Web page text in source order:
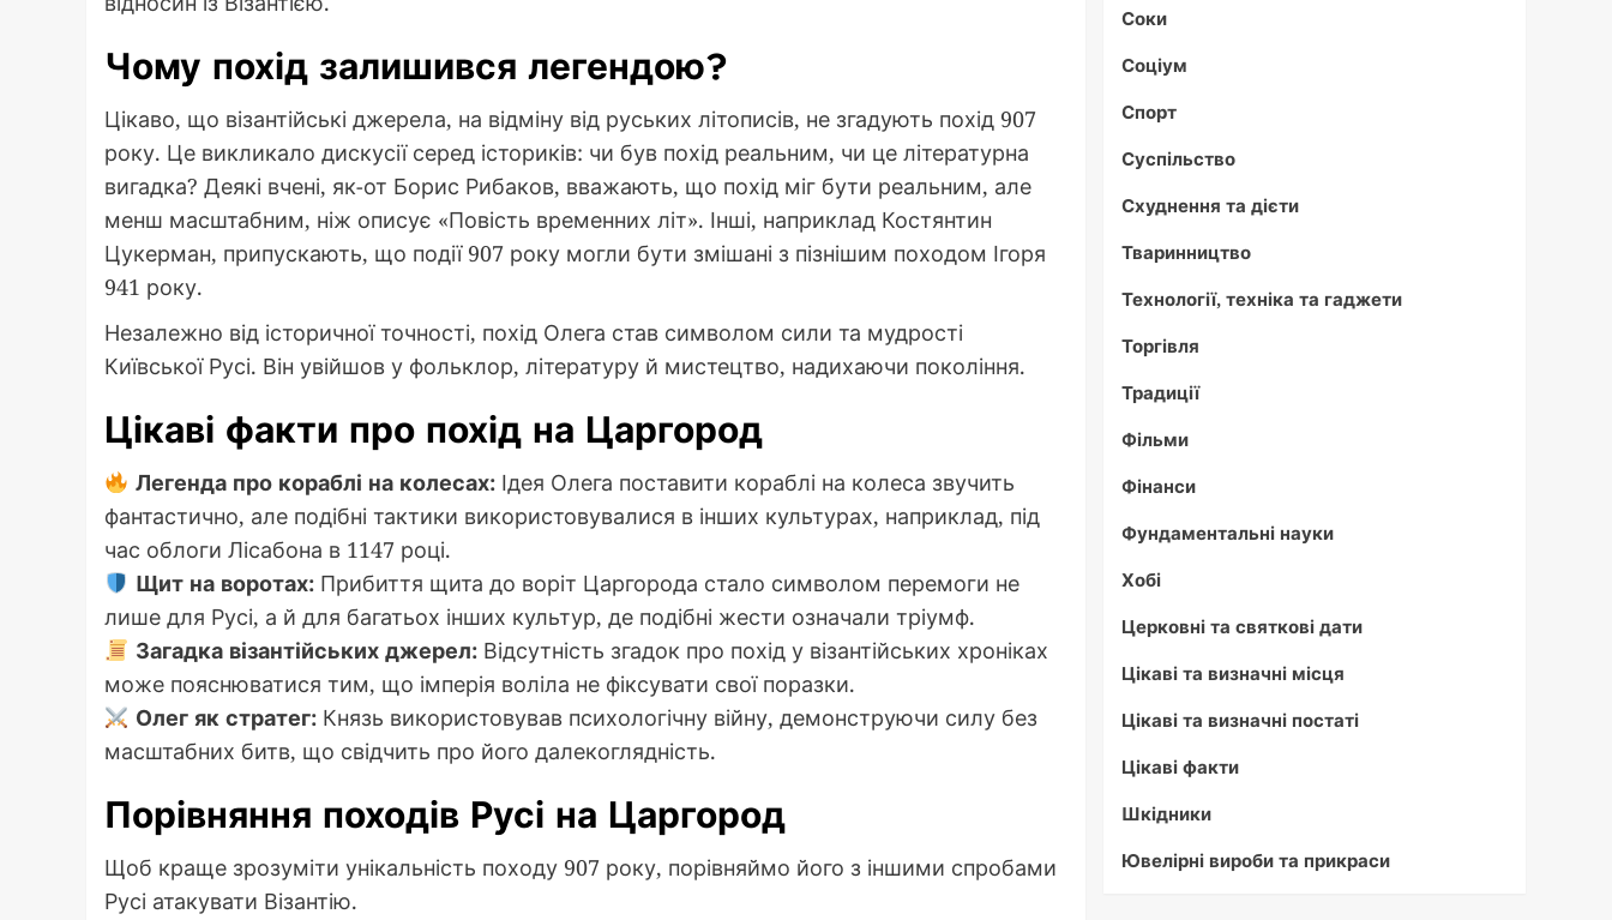
Чому похід залишився легендою?
Цікаво, що візантійські джерела, на відміну від руських літописів, не згадують похід 907
року. Це викликало дискусії серед істориків: чи був похід реальним, чи це літературна
вигадка? Деякі вчені, як-от Борис Рибаков, вважають, що похід міг бути реальним, але
менш масштабним, ніж описує «Повість временних літ». Інші, наприклад Костянтин
Цукерман, припускають, що події 907 року могли бути змішані з пізнішим походом Ігоря
941 року.
Незалежно від історичної точності, похід Олега став символом сили та мудрості
Київської Русі. Він увійшов у фольклор, літературу й мистецтво, надихаючи покоління.
Цікаві факти про похід на Царгород
Легенда про кораблі на колесах:Ідея Олега поставити кораблі на колеса звучить
фантастично, але подібні тактики використовувалися в інших культурах, наприклад, під
час облоги Лісабона в 1147 році.
Щит на воротах:Прибиття щита до воріт Царгорода стало символом перемоги не
лише для Русі, а й для багатьох інших культур, де подібні жести означали тріумф.
Загадка візантійських джерел:Відсутність згадок про похід у візантійських хроніках
може пояснюватися тим, що імперія воліла не фіксувати свої поразки.
Олег як стратег:Князь використовував психологічну війну, демонструючи силу без
масштабних битв, що свідчить про його далекоглядність.
Порівняння походів Русі на Царгород
Щоб краще зрозуміти унікальність походу 907 року, порівняймо його з іншими спробами
Русі атакувати Візантію.
Соки
Соціум
Спорт
Суспільство
Схуднення та дієти
Тваринництво
Технології, техніка та гаджети
Торгівля
Традиції
Фільми
Фінанси
Фундаментальні науки
Хобі
Церковні та святкові дати
Цікаві та визначні місця
Цікаві та визначні постаті
Цікаві факти
Шкідники
Ювелірні вироби та прикраси